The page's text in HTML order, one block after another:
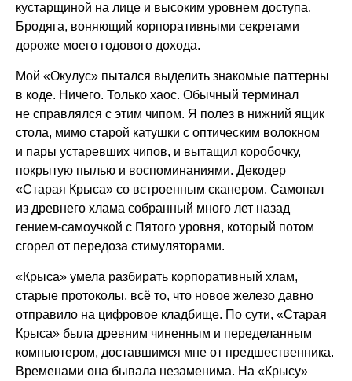
кустарщиной на лице и высоким уровнем доступа.
Бродяга, воняющий корпоративными секретами
дороже моего годового дохода.
Мой «Окулус» пытался выделить знакомые паттерны
в коде. Ничего. Только хаос. Обычный терминал
не справлялся с этим чипом. Я полез в нижний ящик
стола, мимо старой катушки с оптическим волокном
и пары устаревших чипов, и вытащил коробочку,
покрытую пылью и воспоминаниями. Декодер
«Старая Крыса» со встроенным сканером. Самопал
из древнего хлама собранный много лет назад
гением-самоучкой с Пятого уровня, который потом
сгорел от передоза стимуляторами.
«Крыса» умела разбирать корпоративный хлам,
старые протоколы, всё то, что новое железо давно
отправило на цифровое кладбище. По сути, «Старая
Крыса» была древним чиненным и переделанным
компьютером, доставшимся мне от предшественника.
Временами она бывала незаменима. На «Крысу»